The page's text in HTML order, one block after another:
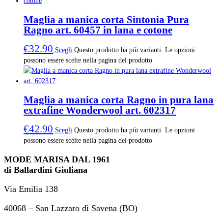
Maglia a manica corta Sintonia Pura
Ragno art. 60457 in lana e cotone
€32.90 Scegli Questo prodotto ha più varianti. Le opzioni
possono essere scelte nella pagina del prodotto
Maglia a manica corta Ragno in pura lana
extrafine Wonderwool art. 602317
€42.90 Scegli Questo prodotto ha più varianti. Le opzioni
possono essere scelte nella pagina del prodotto
MODE MARISA DAL 1961
di Ballardini Giuliana
Via Emilia 138
40068 – San Lazzaro di Savena (BO)